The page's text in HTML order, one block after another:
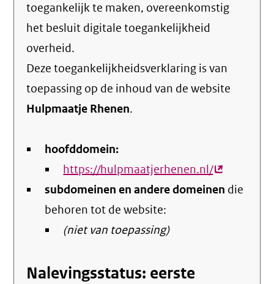
toegankelijk te maken, overeenkomstig
het besluit digitale toegankelijkheid
overheid.
Deze toegankelijkheidsverklaring is van
toepassing op de inhoud van de website
Hulpmaatje Rhenen.
hoofddomein:
https://hulpmaatjerhenen.nl/(externe
link)
subdomeinen en andere domeinen die
behoren tot de website:
(niet van toepassing)
Nalevingsstatus: eerste